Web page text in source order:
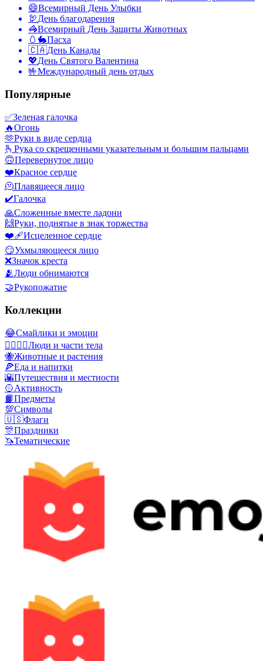
😄Всемирный День Улыбки
🦃День благодарения
🦓Всемирный День Защиты Животных
🥚🐇Пасха
🇨🇦День Канады
💖День Святого Валентина
🤟Международный день отдых
Популярные
✅Зеленая галочка
🔥Огонь
🫶Руки в виде сердца
🫰 Рука со скрещенными указательным и большим пальцами
🙃Перевернутое лицо
❤️Красное сердце
🫠Плавящееся лицо
✔️Галочка
🙏Сложенные вместе ладони
🙌Руки, поднятые в знак торжества
❤️‍🩹Исцеленное сердце
😏Ухмыляющееся лицо
❌Значок креста
🫂Люди обнимаются
🤝Рукопожатие
Коллекции
😂Смайлики и эмоции
👩‍❤️‍💋‍👨Люди и части тела
🐝Животные и растения
🍕Еда и напитки
🌇Путешествия и местности
🥎Активность
📙Предметы
💯Символы
🇺🇸Флаги
🎊Праздники
🦄Тематические